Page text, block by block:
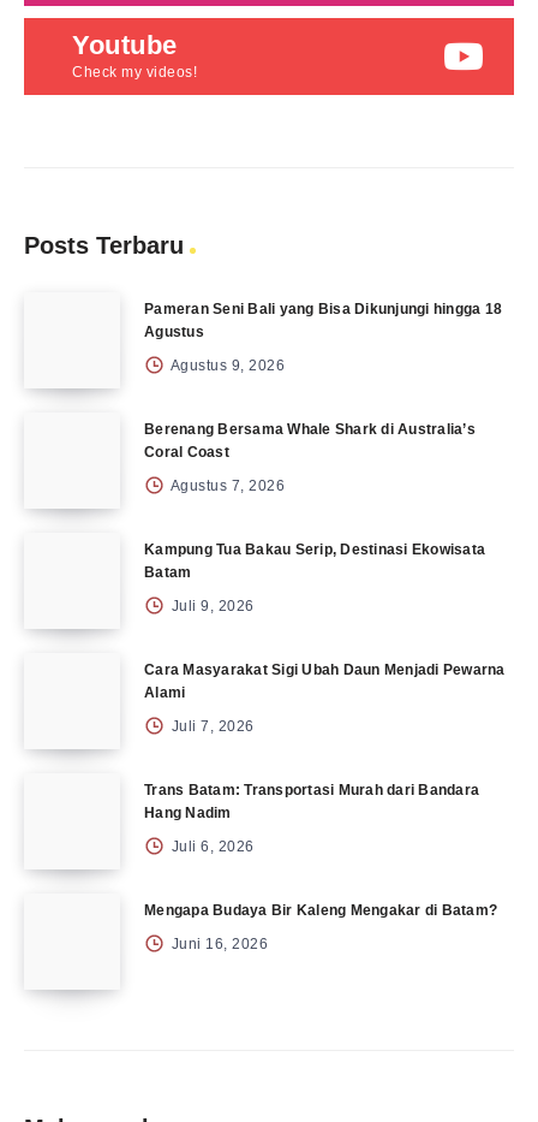
Youtube
Check my videos!
Posts Terbaru
Pameran Seni Bali yang Bisa Dikunjungi hingga 18
Agustus
Agustus 9, 2026
Berenang Bersama Whale Shark di Australia’s
Coral Coast
Agustus 7, 2026
Kampung Tua Bakau Serip, Destinasi Ekowisata
Batam
Juli 9, 2026
Cara Masyarakat Sigi Ubah Daun Menjadi Pewarna
Alami
Juli 7, 2026
Trans Batam: Transportasi Murah dari Bandara
Hang Nadim
Juli 6, 2026
Mengapa Budaya Bir Kaleng Mengakar di Batam?
Juni 16, 2026